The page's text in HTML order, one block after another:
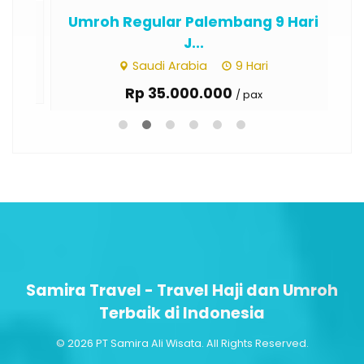
Umroh Regular Palembang 9 Hari
J...
Saudi Arabia 9 Hari
Rp 35.000.000 / pax
Samira Travel - Travel Haji dan Umroh
Terbaik di Indonesia